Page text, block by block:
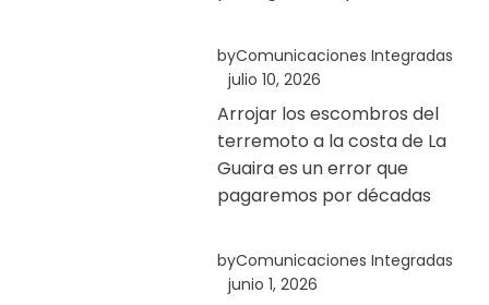
byComunicaciones Integradas
julio 10, 2026
Arrojar los escombros del
terremoto a la costa de La
Guaira es un error que
pagaremos por décadas
byComunicaciones Integradas
junio 1, 2026